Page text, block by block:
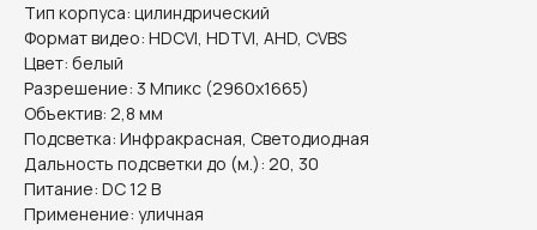
Тип корпуса: цилиндрический
Формат видео: HDCVI, HDTVI, AHD, CVBS
Цвет: белый
Разрешение: 3 Мпикс (2960x1665)
Объектив: 2,8 мм
Подсветка: Инфракрасная, Светодиодная
Дальность подсветки до (м.): 20, 30
Питание: DC 12 В
Применение: уличная
Информация на сайте не является публичной офертой.